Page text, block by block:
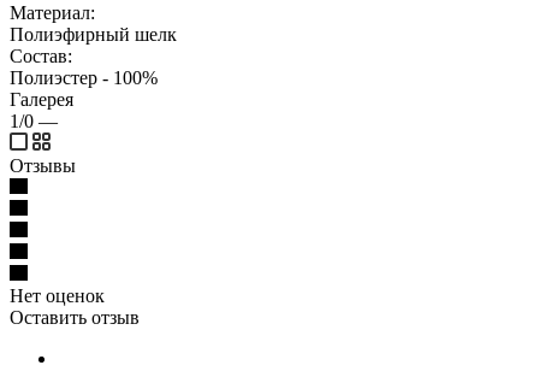
Материал:
Полиэфирный шелк
Состав:
Полиэстер - 100%
Галерея
1/0 —
Отзывы
Нет оценок
Оставить отзыв